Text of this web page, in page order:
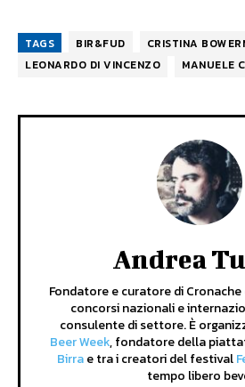
TAGS BIR&FUD CRISTINA
LEONARDO DI VINCENZO
MANUELE
Andrea
Fondatore e curatore di Cronache
concorsi nazionali e
consulente di settore. È
Beer Week, fondatore della
Birrae tra i creatori del festival
tempo libero